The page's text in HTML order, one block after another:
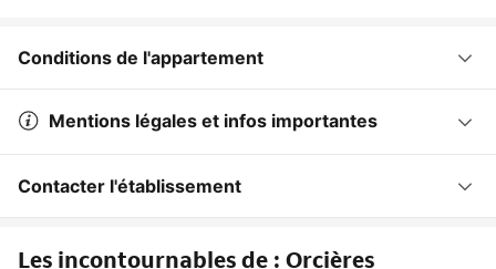
Conditions de l'appartement
Mentions légales et infos importantes
Contacter l'établissement
Les incontournables de : Orcières